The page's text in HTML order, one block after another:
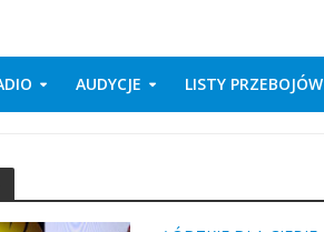
AUDYCJE LISTY PRZEBOJÓW